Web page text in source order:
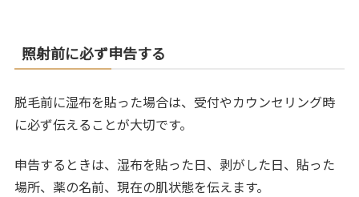
照射前に必ず申告する
脱毛前に湿布を貼った場合は、受付やカウンセリング時
に必ず伝えることが大切です。
申告するときは、湿布を貼った日、剥がした日、貼った
場所、薬の名前、現在の肌状態を伝えます。